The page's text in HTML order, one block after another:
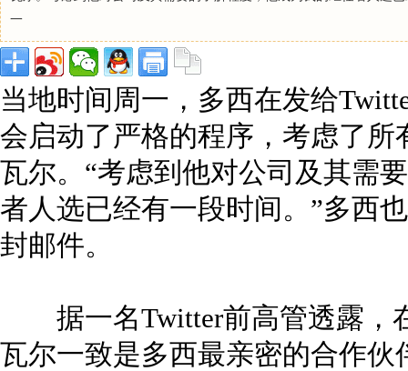
一
当地时间周一，多西在发给
会启动了严格的程序，考虑了
瓦尔。“考虑到他对公司及其需
者人选已经有一段时间。”多西
封邮件。
据一名Twitter前高管透露，
瓦尔一致是多西最亲密的合作